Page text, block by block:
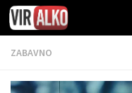
ZABAVNO